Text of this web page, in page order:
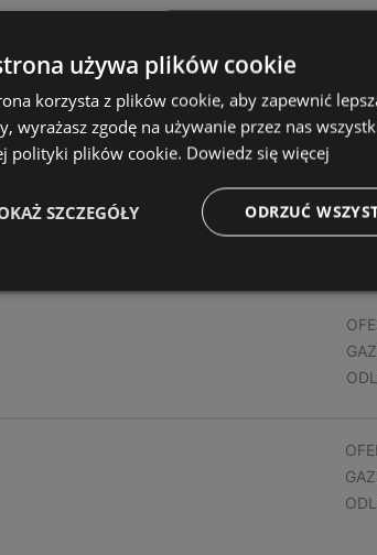
używa plików cookie
korzysta z plików cookie, aby zapewnić
wyrażasz zgodę na używanie przez nas
polityki plików cookie. Dowiedz się więcej
ODRZUĆ
SZCZEGÓŁY